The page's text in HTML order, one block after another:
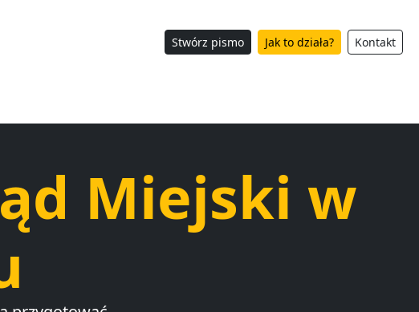
Stwórz pismo Jak to działa? Kontakt
Miejski w